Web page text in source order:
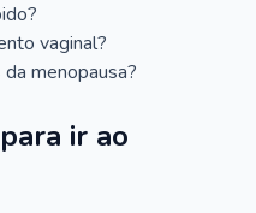
vaginal?
menopausa?
ir ao